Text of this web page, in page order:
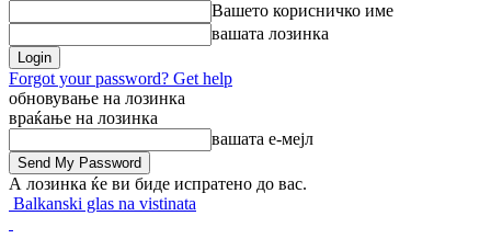
Вашето корисничко име
вашата лозинка
Forgot your password? Get help
обновување на лозинка
враќање на лозинка
вашата е-мејл
А лозинка ќе ви биде испратено до вас.
Balkanski glas na vistinata